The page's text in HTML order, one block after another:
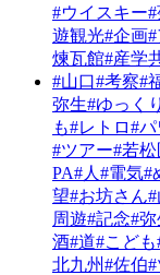
#ウイスキー
遊観光#企画
煉瓦館#産学
#山口#考察#
弥生#ゆっくり
も#レトロ#
#ツアー#若松
PA#人 #電気#
望#お坊さん#
周遊#記念#弥
酒#道#こども
北九州#佐伯